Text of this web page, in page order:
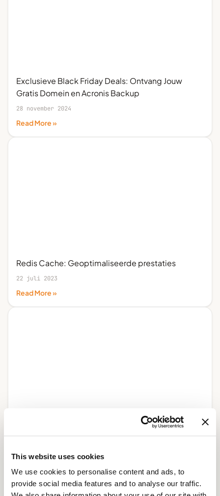
This website uses cookies
We use cookies to personalise content and ads, to
provide social media features and to analyse our traffic.
Exclusieve Black Friday Deals: Ontvang Jouw
Gratis Domein en Acronis Backup
28 november 2024
Read More »
Redis Cache: Geoptimaliseerde prestaties
22 juli 2023
Read More »